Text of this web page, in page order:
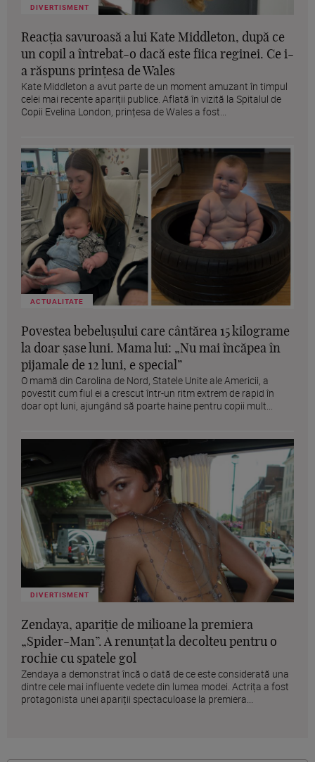
DIVERTISMENT
Reacția savuroasă a lui Kate Middleton, după ce
un copil a întrebat-o dacă este fiica reginei. Ce i-
a răspuns prințesa de Wales
Kate Middleton a avut parte de un moment amuzant în timpul
celei mai recente apariții publice. Aflată în vizită la Spitalul de
Copii Evelina London, prințesa de Wales a fost...
ACTUALITATE
Povestea bebelușului care cântărea 15 kilograme
la doar șase luni. Mama lui: „Nu mai încăpea în
pijamale de 12 luni, e special”
O mamă din Carolina de Nord, Statele Unite ale Americii, a
povestit cum fiul ei a crescut într-un ritm extrem de rapid în
doar opt luni, ajungând să poarte haine pentru copii mult...
DIVERTISMENT
Zendaya, apariție de milioane la premiera
„Spider-Man”. A renunțat la decolteu pentru o
rochie cu spatele gol
Zendaya a demonstrat încă o dată de ce este considerată una
dintre cele mai influente vedete din lumea modei. Actrița a fost
protagonista unei apariții spectaculoase la premiera...